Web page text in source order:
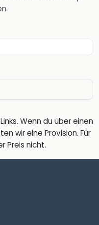
Wenn du über einen
wir eine Provision. Für
Preis nicht.